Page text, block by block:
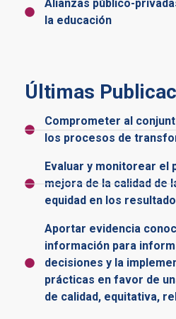
Alianzas público-
la educación
Últimas
Comprometer al
los procesos de
Evaluar y monitorear el
mejora de la calidad de
equidad en los
Aportar evidencia
información para
decisiones y la
prácticas en favor de
de calidad, equitativa,